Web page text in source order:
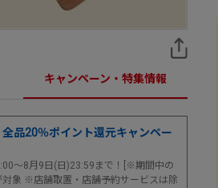
キャンペーン・特集情報
全品20％ポイント還元キャンペー
～8月9日(日)23:59まで！[※期間中の
象 ※店舗取置・店舗予約サービスは除